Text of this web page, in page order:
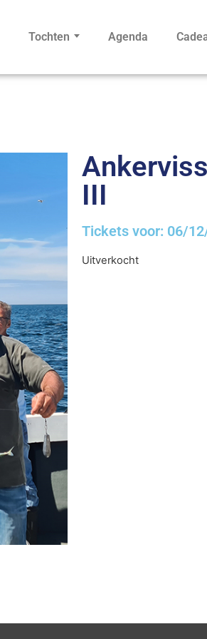
Tochten Agenda
III
Tickets voor: 06/
Uitverkocht